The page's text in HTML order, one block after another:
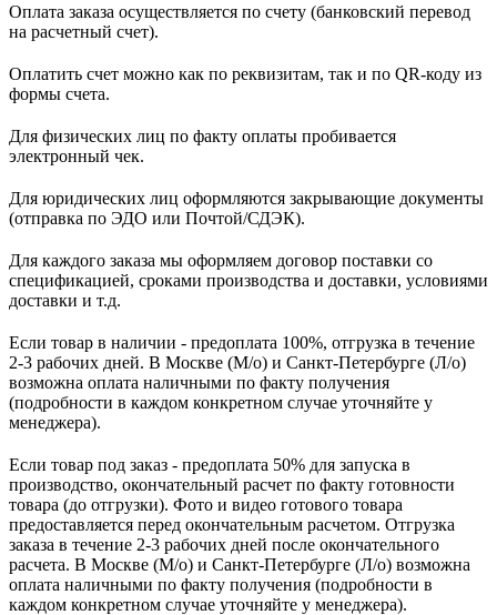
Оплата заказа осуществляется по счету (банковский перевод
на расчетный счет).
Оплатить счет можно как по реквизитам, так и по QR-коду из
формы счета.
Для физических лиц по факту оплаты пробивается
электронный чек.
Для юридических лиц оформляются закрывающие документы
(отправка по ЭДО или Почтой/СДЭК).
Для каждого заказа мы оформляем договор поставки со
спецификацией, сроками производства и доставки, условиями
доставки и т.д.
Если товар в наличии - предоплата 100%, отгрузка в течение
2-3 рабочих дней. В Москве (М/о) и Санкт-Петербурге (Л/о)
возможна оплата наличными по факту получения
(подробности в каждом конкретном случае уточняйте у
менеджера).
Если товар под заказ - предоплата 50% для запуска в
производство, окончательный расчет по факту готовности
товара (до отгрузки). Фото и видео готового товара
предоставляется перед окончательным расчетом. Отгрузка
заказа в течение 2-3 рабочих дней после окончательного
расчета. В Москве (М/о) и Санкт-Петербурге (Л/о) возможна
оплата наличными по факту получения (подробности в
каждом конкретном случае уточняйте у менеджера).